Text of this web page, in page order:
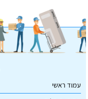
עמוד ראשי